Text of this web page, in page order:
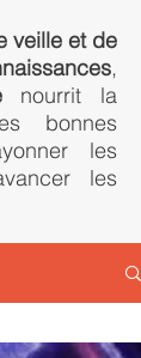
veille et de
,
nourrit la
bonnes
les
les